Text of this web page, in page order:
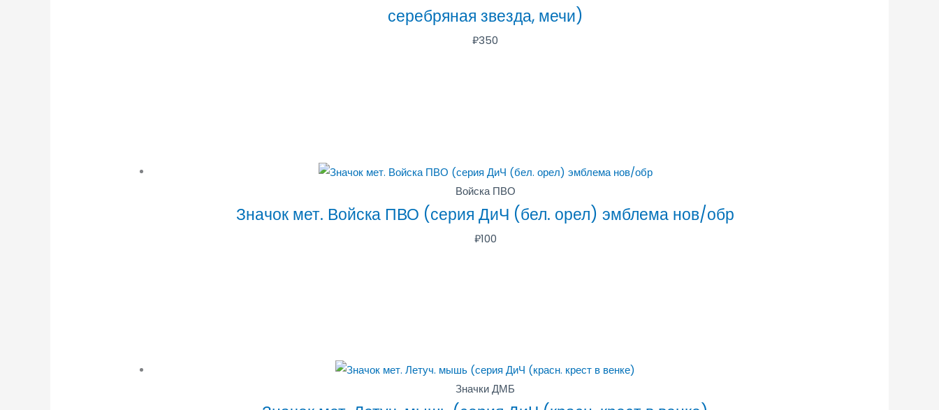
серебряная звезда, мечи)
₽350
Войска ПВО
Значок мет. Войска ПВО (серия ДиЧ (бел. орел) эмблема нов/обр
₽100
Значки ДМБ